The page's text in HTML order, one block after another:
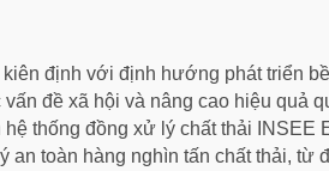
định với định hướng phát triển
đề xã hội và nâng cao hiệu quả
thống đồng xử lý chất thải
an toàn hàng nghìn tấn chất thải,